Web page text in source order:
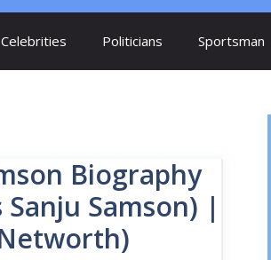
Celebrities Politicians Sportsman
Biography
Samson) |